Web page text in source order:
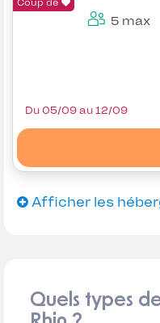
Coup de
5 max
Du 05/09 au 12/09
Afficher les
Quels types